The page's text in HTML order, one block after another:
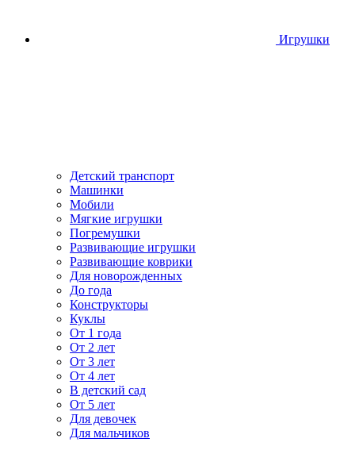
Игрушки
Детский транспорт
Машинки
Мобили
Мягкие игрушки
Погремушки
Развивающие игрушки
Развивающие коврики
Для новорожденных
До года
Конструкторы
Куклы
От 1 года
От 2 лет
От 3 лет
От 4 лет
В детский сад
От 5 лет
Для девочек
Для мальчиков